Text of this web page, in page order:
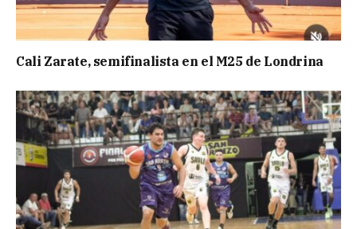
Cali Zarate, semifinalista en el M25 de Londrina